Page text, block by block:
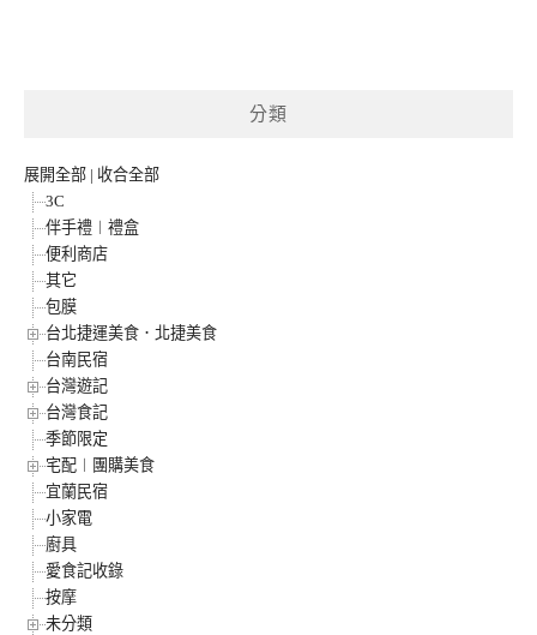
分類
展開全部 | 收合全部
3C
伴手禮︱禮盒
便利商店
其它
包膜
台北捷運美食．北捷美食
台南民宿
台灣遊記
台灣食記
季節限定
宅配︱團購美食
宜蘭民宿
小家電
廚具
愛食記收錄
按摩
未分類